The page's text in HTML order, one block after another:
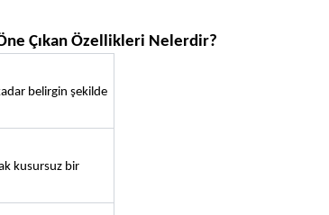
Çıkan Özellikleri Nelerdir?
belirgin şekilde
kusursuz bir